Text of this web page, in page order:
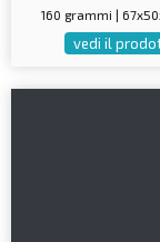
160 grammi |
vedi il